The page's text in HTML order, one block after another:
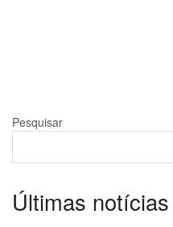
Pesquisar
Últimas notícias